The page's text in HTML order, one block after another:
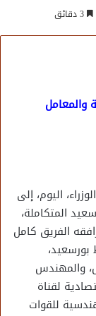
والمعامل
اليوم، إلى
المتكاملة،
الفريق كامل
بورسعيد،
والمهندس
لقناة
للقوات